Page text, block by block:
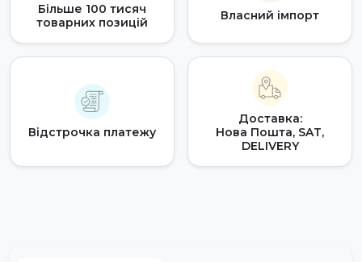
Більше 100 тисяч
товарних позицій
Власний імпорт
Відстрочка платежу
Доставка:
Нова Пошта, SAT,
DELIVERY